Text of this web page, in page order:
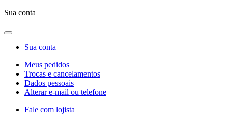
Sua conta
Sua conta
Meus pedidos
Trocas e cancelamentos
Dados pessoais
Alterar e-mail ou telefone
Fale com lojista